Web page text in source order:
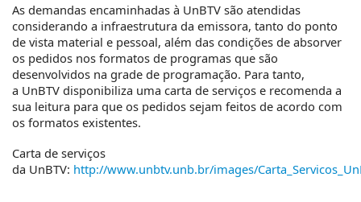
As demandas encaminhadas à UnBTV são atendidas
considerando a infraestrutura da emissora, tanto do ponto
de vista material e pessoal, além das condições de absorver
os pedidos nos formatos de programas que são
desenvolvidos na grade de programação. Para tanto,
a UnBTV disponibiliza uma carta de serviços e recomenda a
sua leitura para que os pedidos sejam feitos de acordo com
os formatos existentes.
Carta de serviços
da UnBTV: http://www.unbtv.unb.br/images/